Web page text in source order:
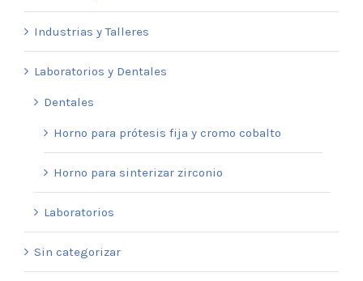
Industrias y Talleres
Laboratorios y Dentales
Dentales
Horno para prótesis fija y cromo cobalto
Horno para sinterizar zirconio
Laboratorios
Sin categorizar